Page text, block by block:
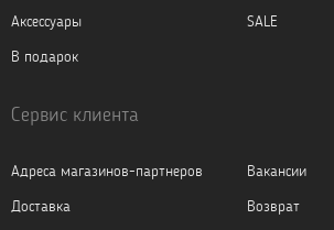
Аксессуары
SALE
В подарок
Сервис клиента
Адреса магазинов-партнеров
Вакансии
Доставка
Возврат